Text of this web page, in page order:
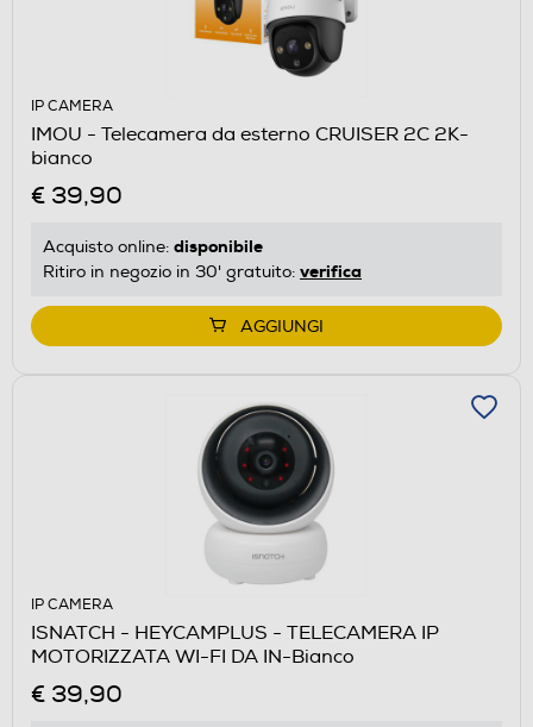
IP CAMERA
IMOU - Telecamera da esterno CRUISER 2C 2K-
bianco
€ 39,90
Acquisto online: disponibile
Ritiro in negozio in 30' gratuito: verifica
AGGIUNGI
IP CAMERA
ISNATCH - HEYCAMPLUS - TELECAMERA IP
MOTORIZZATA WI-FI DA IN-Bianco
€ 39,90